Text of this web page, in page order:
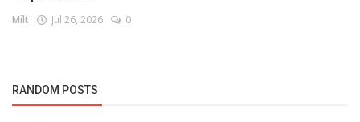
Milt Jul 26, 2026 0
RANDOM POSTS